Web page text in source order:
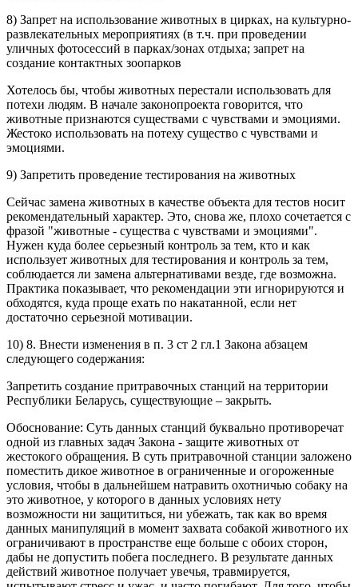
8) Запрет на использование животных в цирках, на культурно-
развлекательных мероприятиях (в т.ч. при проведении
уличных фотосессий в парках/зонах отдыха; запрет на
создание контактных зоопарков
Хотелось бы, чтобы животных перестали использовать для
потехи людям. В начале законопроекта говорится, что
животные признаются существами с чувствами и эмоциями.
Жестоко использовать на потеху существо с чувствами и
эмоциями.
9) Запретить проведение тестирования на животных
Сейчас замена животных в качестве объекта для тестов носит
рекомендательный характер. Это, снова же, плохо сочетается с
фразой "животные - существа с чувствами и эмоциями".
Нужен куда более серьезный контроль за тем, кто и как
использует животных для тестирования и контроль за тем,
соблюдается ли замена альтернативами везде, где возможна.
Практика показывает, что рекомендации эти игнорируются и
обходятся, куда проще ехать по накатанной, если нет
достаточно серьезной мотивации.
10) 8. Внести изменения в п. 3 ст 2 гл.1 Закона абзацем
следующего содержания:
Запретить создание притравочных станций на территории
Республики Беларусь, существующие – закрыть.
Обоснование: Суть данных станций буквально противоречат
одной из главных задач Закона - защите животных от
жестокого обращения. В суть притравочной станции заложено
поместить дикое животное в ограниченные и огороженные
условия, чтобы в дальнейшем натравить охотничью собаку на
это животное, у которого в данных условиях нету
возможности ни защититься, ни убежать, так как во время
данных манипуляций в момент захвата собакой животного их
ограничивают в пространстве еще больше с обоих сторон,
дабы не допустить побега последнего. В результате данных
действий животное получает увечья, травмируется,